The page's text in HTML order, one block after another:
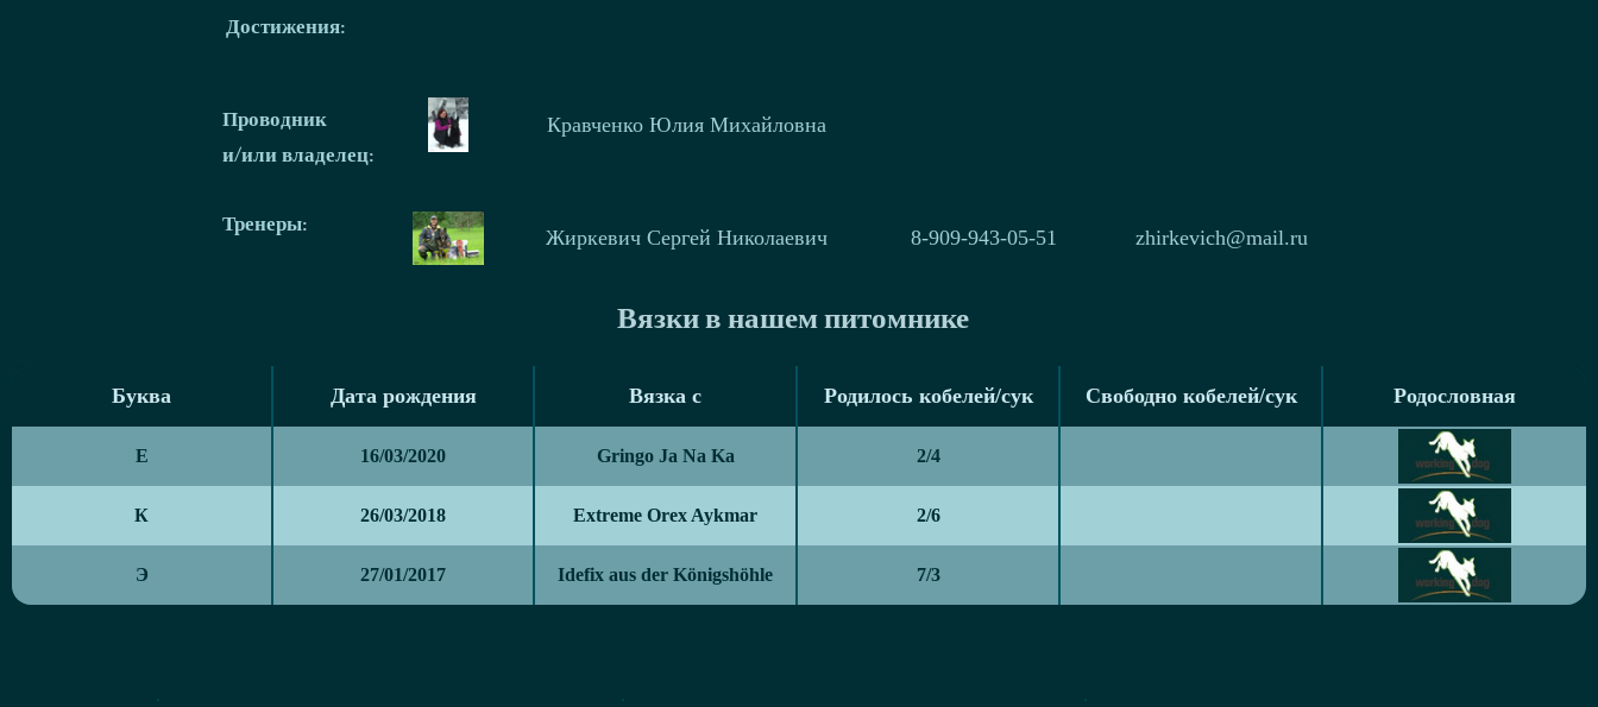
Достижения:
Проводник
и/или владелец:
Кравченко Юлия Михайловна
Тренеры: Жиркевич Сергей Николаевич 8-909-943-05-51 zhirkevich@mail.ru
Вязки в нашем питомнике
Буква Дата рождения Вязка с Родилось кобелей/сук Свободно кобелей/сук Родословная
Буква Дата рождения Вязка с Родилось кобелей/сук Свободно кобелей/сук Родословная
Е 16/03/2020 Gringo Ja Na Ka 2/4
К 26/03/2018 Extreme Orex Aykmar 2/6
Э 27/01/2017 Idefix aus der Königshöhle 7/3